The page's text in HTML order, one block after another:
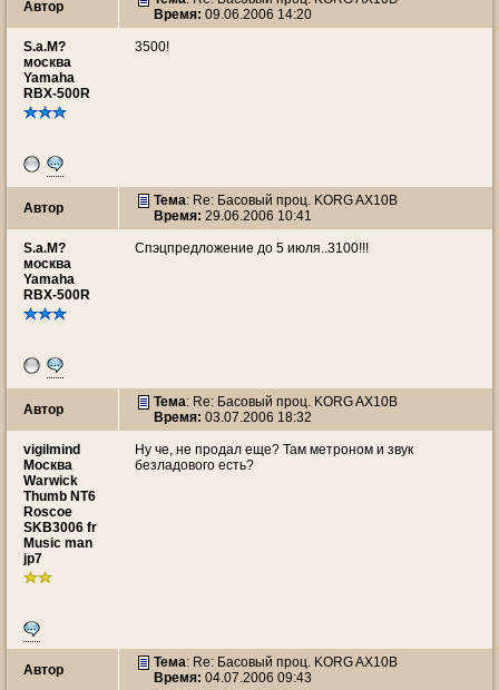
Автор
Время: 09.06.2006 14:20
S.a.M?
москва
Yamaha
RBX-500R
3500!
Автор Тема: Re: Басовый проц. KORG AX10B
Время: 29.06.2006 10:41
S.a.M?
москва
Yamaha
RBX-500R
Спэцпредложение до 5 июля..3100!!!
Автор Тема: Re: Басовый проц. KORG AX10B
Время: 03.07.2006 18:32
vigilmind
Москва
Warwick
Thumb NT6
Roscoe
SKB3006 fr
Music man
jp7
Ну че, не продал еще? Там метроном и звук
безладового есть?
Автор Тема: Re: Басовый проц. KORG AX10B
Время: 04.07.2006 09:43